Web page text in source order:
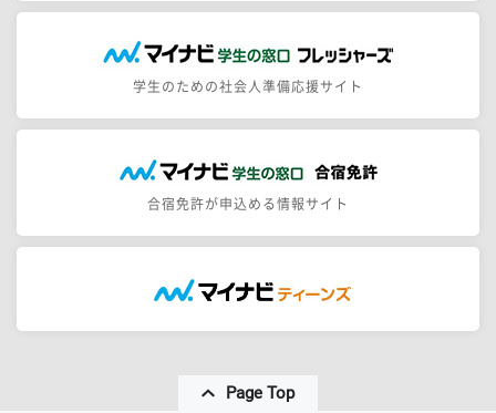
学生のための社会人準備応援サイト
合宿免許が申込める情報サイト
Page Top